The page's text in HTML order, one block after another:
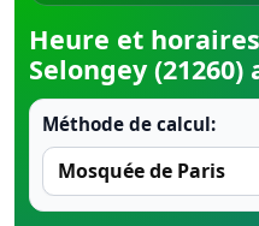
Heure et
Selongey
Méthode de calcul: